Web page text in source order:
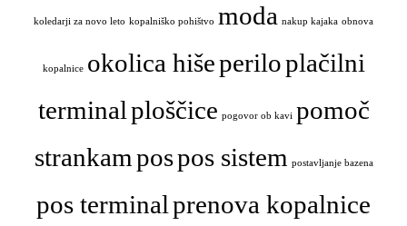
koledarji za novo leto kopalniško pohištvo moda nakup kajaka obnova
kopalnice okolica hišeperiloplačilni
terminalploščice pogovor ob kavi pomoč
strankampospos sistem postavljanje bazena
pos terminalprenova kopalnice